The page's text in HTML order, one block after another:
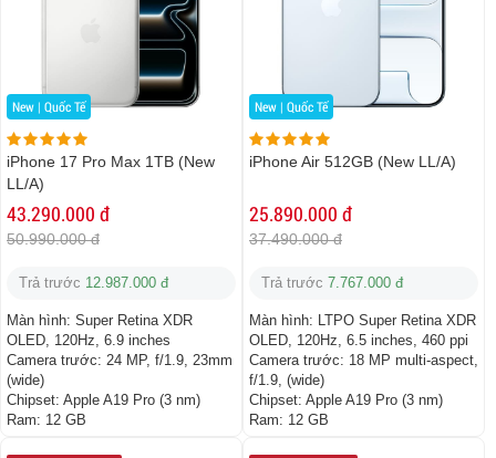
New | Quốc Tế
iPhone 17 Pro Max 1TB (New
LL/A)
43.290.000 đ
50.990.000 đ
Trả trước 12.987.000 đ
Màn hình: Super Retina XDR
OLED, 120Hz, 6.9 inches
Camera trước: 24 MP, f/1.9, 23mm
(wide)
Chipset: Apple A19 Pro (3 nm)
Ram: 12 GB
New | Quốc Tế
iPhone Air 512GB (New LL/A)
25.890.000 đ
37.490.000 đ
Trả trước 7.767.000 đ
Màn hình: LTPO Super Retina XDR
OLED, 120Hz, 6.5 inches, 460 ppi
Camera trước: 18 MP multi-aspect,
f/1.9, (wide)
Chipset: Apple A19 Pro (3 nm)
Ram: 12 GB